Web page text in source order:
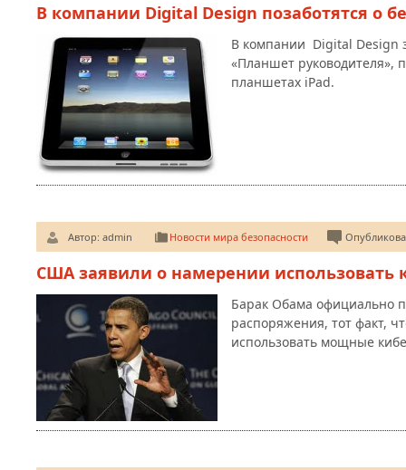
В компании Digital Design позаботятся о
В компании Digital Design
«Планшет руководителя»,
планшетах iPad.
Автор: admin Новости мира безопасности
США заявили о намерении использовать
Барак Обама официально
распоряжения, тот факт,
использовать мощные